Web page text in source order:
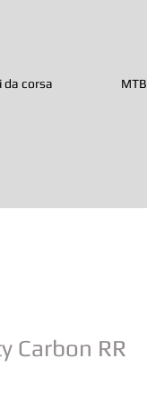
da corsa MTB
Carbon RR